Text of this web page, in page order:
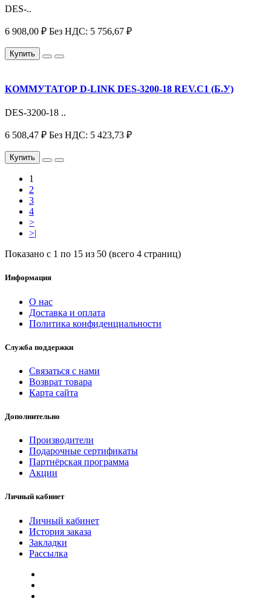
DES-..
6 908,00 ₽ Без НДС: 5 756,67 ₽
Купить
КОММУТАТОР D-LINK DES-3200-18 REV.C1 (Б.У)
DES-3200-18 ..
6 508,47 ₽ Без НДС: 5 423,73 ₽
Купить
1
2
3
4
>
>|
Показано с 1 по 15 из 50 (всего 4 страниц)
Информация
О нас
Доставка и оплата
Политика конфиденциальности
Служба поддержки
Связаться с нами
Возврат товара
Карта сайта
Дополнительно
Производители
Подарочные сертификаты
Партнёрская программа
Акции
Личный кабинет
Личный кабинет
История заказа
Закладки
Рассылка